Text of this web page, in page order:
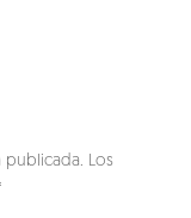
publicada. Los